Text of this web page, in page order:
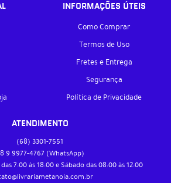
INFORMAÇÕES ÚTEIS
Como Comprar
Termos de Uso
Fretes e Entrega
Segurança
Política de Privacidade
ATENDIMENTO
(68) 3301-7551
9 9977-4767 (WhatsApp)
7:00 às 18:00 e Sábado das 08:00 às 12:00